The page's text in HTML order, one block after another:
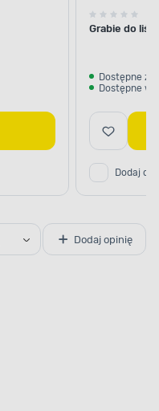
Grabie do
Dostępne z
Dostępne w
Dodaj do
Dodaj opinię